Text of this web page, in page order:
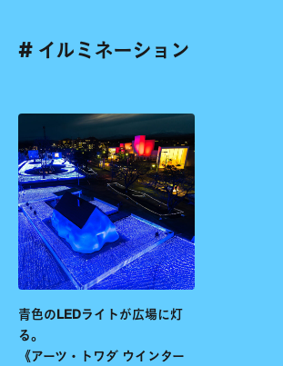
# イルミネーション
青色のLEDライトが広場に灯
る。
《アーツ・トワダ ウインター